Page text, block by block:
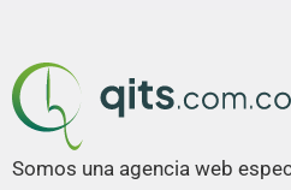
Somos una agencia web